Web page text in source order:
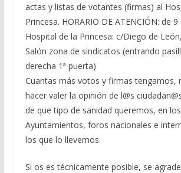
actas y listas de votantes (firmas) al
Princesa. HORARIO DE ATENCIÓN: de
Hospital de la Princesa: c/Diego de
Salón zona de sindicatos (entrando
derecha 1ª puerta)
Cuantas más votos y firmas tengamos,
hacer valer la opinión de l@s
de que tipo de sanidad queremos, en los
Ayuntamientos, foros nacionales e
los que lo llevemos.
Si os es técnicamente posible, se